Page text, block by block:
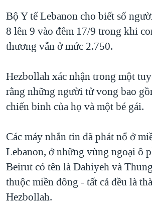
Bộ Y tế Lebanon cho biết số
8 lên 9 vào đêm 17/9 trong khi
thương vẫn ở mức 2.750.
Hezbollah xác nhận trong một
rằng những người tử vong bao
chiến binh của họ và một bé gái.
Các máy nhắn tin đã phát nổ ở
Lebanon, ở những vùng ngoại ô
Beirut có tên là Dahiyeh và
thuộc miền đông - tất cả đều là
Hezbollah.